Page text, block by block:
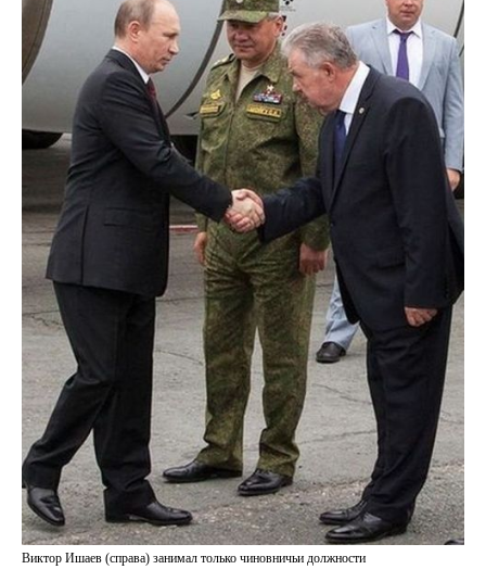
Виктор Ишаев (справа) занимал только чиновничьи должности